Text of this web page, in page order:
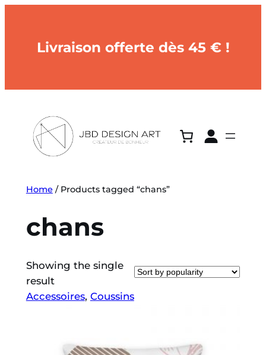
Livraison offerte dès 45 € !
Home/ Products tagged “chans”
chans
Showing the single
result
Accessoires, Coussins